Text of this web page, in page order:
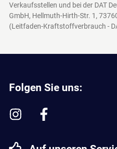
Verkaufsstellen und bei der DAT
GmbH, Hellmuth-Hirth-Str. 1,
(Leitfaden-Kraftstoffverbrauch -
Folgen Sie uns: